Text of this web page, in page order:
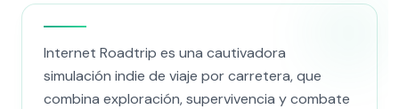
Internet Roadtrip es una cautivadora
simulación indie de viaje por carretera, que
combina exploración, supervivencia y combate